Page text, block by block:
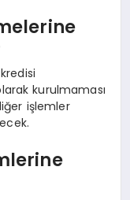
kurulmaması
işlemler